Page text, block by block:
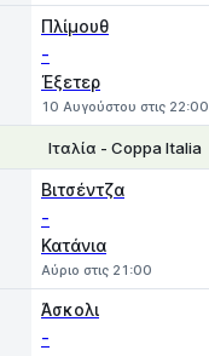
Πλίμουθ
-
Έξετερ
10 Αυγούστου στις 22:00
Ιταλία - Coppa Italia
Βιτσέντζα
-
Κατάνια
Αύριο στις 21:00
Άσκολι
-